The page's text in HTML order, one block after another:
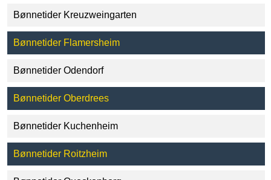
Bønnetider Kreuzweingarten
Bønnetider Flamersheim
Bønnetider Odendorf
Bønnetider Oberdrees
Bønnetider Kuchenheim
Bønnetider Roitzheim